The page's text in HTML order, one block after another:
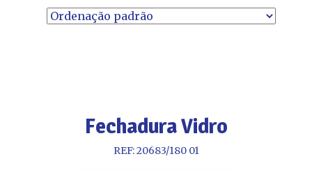
Fechadura Vidro
REF: 20683/180 01